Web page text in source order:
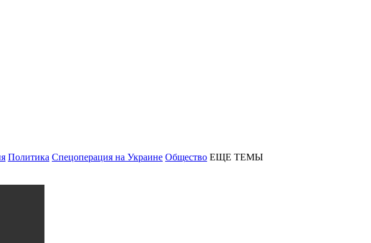
Политика Спецоперация на Украине Общество ЕЩЕ ТЕМЫ